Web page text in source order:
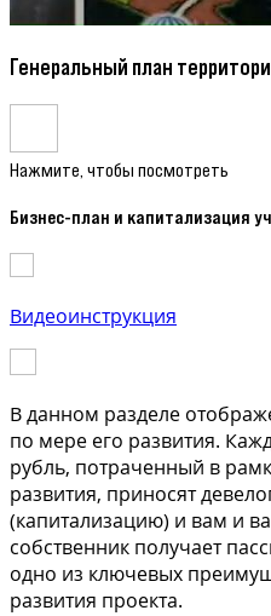
Генеральный план
Нажмите, чтобы посмотреть
Бизнес-план и капитализация
Видеоинструкция
В данном разделе
по мере его развития.
рубль, потраченный в
развития, приносят
(капитализацию) и вам и
собственник получает
одно из ключевых
развития проекта.